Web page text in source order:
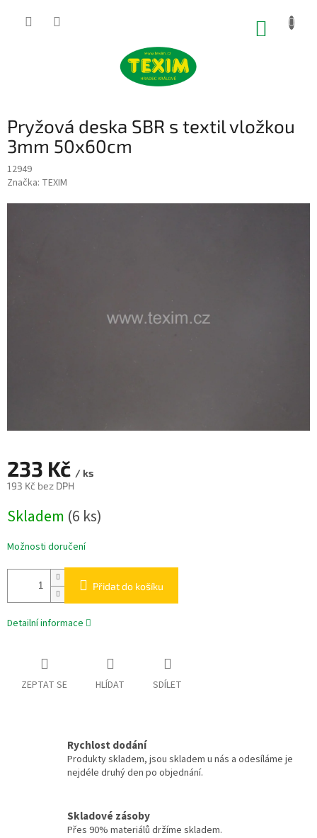
Pryžová deska SBR s textil vložkou
3mm 50x60cm
12949
Značka: TEXIM
233 Kč / ks
193 Kč bez DPH
cena:
Skladem (6 ks)
Možnosti doručení
Přidat do košíku
Detailní informace
ZEPTAT SE HLÍDAT SDÍLET
Rychlost dodání
Produkty skladem, jsou skladem u nás a odesíláme je
nejdéle druhý den po objednání.
Skladové zásoby
Přes 90% materiálů držíme skladem.